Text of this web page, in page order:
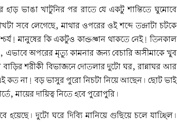
ভাঙা খাটুনির পর রাতে যে একটু শান্তিতে ঘুমোবে
সবে লেগেছে, মাথার ওপরের ওই শব্দে তন্দ্রাটা চটকে
মানুষের কি একটুও কান্ডজ্ঞান থাকতে নেই! তিনকাল
অপরের মৃত্যু কামনার জন্য বেচারি অসীমাকে খুব
শরীকী বিভাজনে দোতলার দুটো ঘর, রান্নাঘর আর
এই কত না! বড় ভাসুর পুরো নিচটা নিয়ে আছেন। ছোট ভাই
মায়ের দায়িত্ব নিতে হবে পুরোপুরি।
দুটো ঘরে দিব্যি মানিয়ে গুছিয়ে চলে যাচ্ছিল।